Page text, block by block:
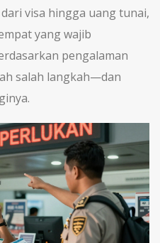
visa hingga uang tunai,
yang wajib
pengalaman
salah langkah—dan